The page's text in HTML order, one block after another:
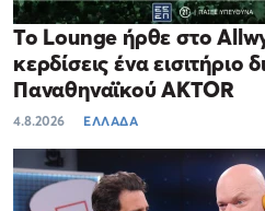
Το Lounge ήρθε στο
κερδίσεις ένα εισιτήριο
Παναθηναϊκού AKTOR
4.8.2026 ΕΛΛΑΔΑ